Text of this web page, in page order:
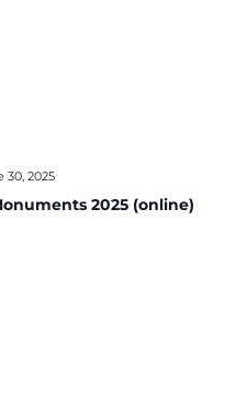
2025 (online)
30, 2025